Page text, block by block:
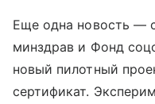
Еще одна новость —
минздрав и Фонд
новый пилотный
сертификат.